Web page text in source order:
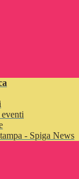
- Spiga News